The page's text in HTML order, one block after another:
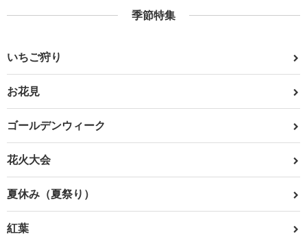
季節特集
いちご狩り
お花見
ゴールデンウィーク
花火大会
夏休み（夏祭り）
紅葉